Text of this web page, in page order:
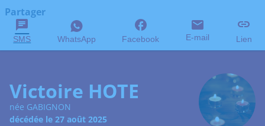
Partager
SMS WhatsApp Facebook E-mail Lien
Victoire HOTE
née GABIGNON
décédée le 27 août 2025